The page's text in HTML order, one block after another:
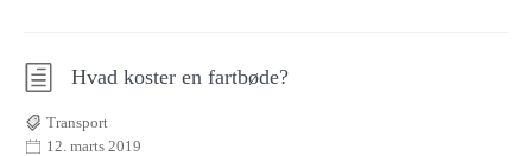
Hvad koster en fartbøde?
Transport
12. marts 2019